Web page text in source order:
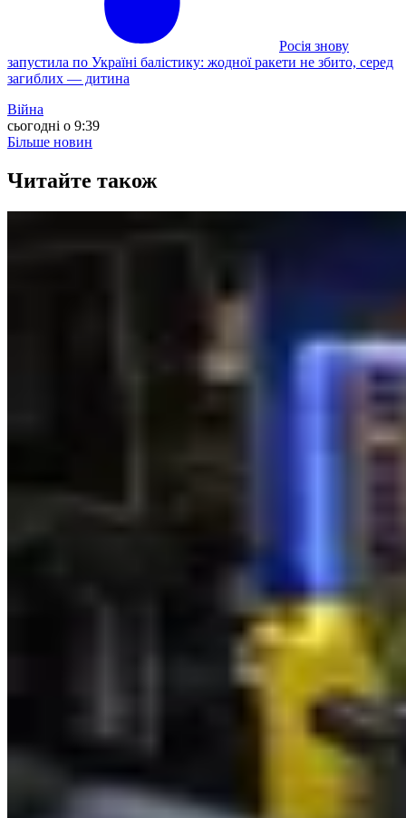
Росія знову
запустила по Україні балістику: жодної ракети не збито, серед
загиблих — дитина
Війна
сьогодні о 9:39
Більше новин
Читайте також